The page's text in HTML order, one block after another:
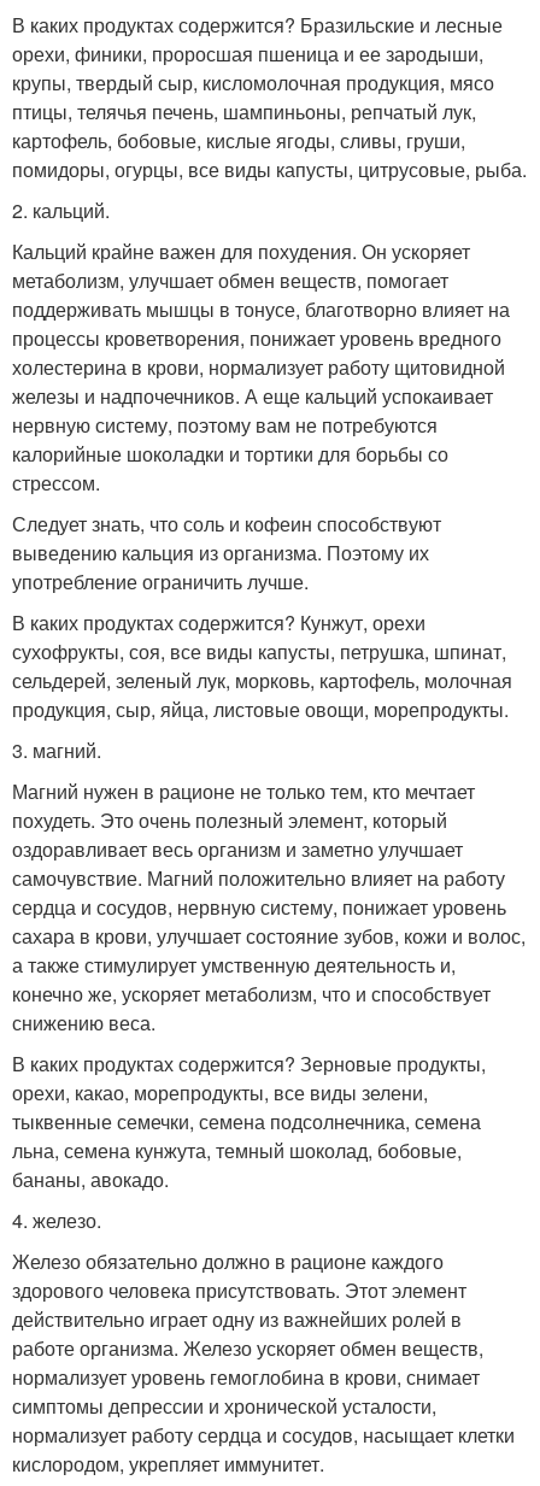
В каких продуктах содержится? Бразильские и лесные
орехи, финики, проросшая пшеница и ее зародыши,
крупы, твердый сыр, кисломолочная продукция, мясо
птицы, телячья печень, шампиньоны, репчатый лук,
картофель, бобовые, кислые ягоды, сливы, груши,
помидоры, огурцы, все виды капусты, цитрусовые, рыба.
2. кальций.
Кальций крайне важен для похудения. Он ускоряет
метаболизм, улучшает обмен веществ, помогает
поддерживать мышцы в тонусе, благотворно влияет на
процессы кроветворения, понижает уровень вредного
холестерина в крови, нормализует работу щитовидной
железы и надпочечников. А еще кальций успокаивает
нервную систему, поэтому вам не потребуются
калорийные шоколадки и тортики для борьбы со
стрессом.
Следует знать, что соль и кофеин способствуют
выведению кальция из организма. Поэтому их
употребление ограничить лучше.
В каких продуктах содержится? Кунжут, орехи
сухофрукты, соя, все виды капусты, петрушка, шпинат,
сельдерей, зеленый лук, морковь, картофель, молочная
продукция, сыр, яйца, листовые овощи, морепродукты.
3. магний.
Магний нужен в рационе не только тем, кто мечтает
похудеть. Это очень полезный элемент, который
оздоравливает весь организм и заметно улучшает
самочувствие. Магний положительно влияет на работу
сердца и сосудов, нервную систему, понижает уровень
сахара в крови, улучшает состояние зубов, кожи и волос,
а также стимулирует умственную деятельность и,
конечно же, ускоряет метаболизм, что и способствует
снижению веса.
В каких продуктах содержится? Зерновые продукты,
орехи, какао, морепродукты, все виды зелени,
тыквенные семечки, семена подсолнечника, семена
льна, семена кунжута, темный шоколад, бобовые,
бананы, авокадо.
4. железо.
Железо обязательно должно в рационе каждого
здорового человека присутствовать. Этот элемент
действительно играет одну из важнейших ролей в
работе организма. Железо ускоряет обмен веществ,
нормализует уровень гемоглобина в крови, снимает
симптомы депрессии и хронической усталости,
нормализует работу сердца и сосудов, насыщает клетки
кислородом, укрепляет иммунитет.